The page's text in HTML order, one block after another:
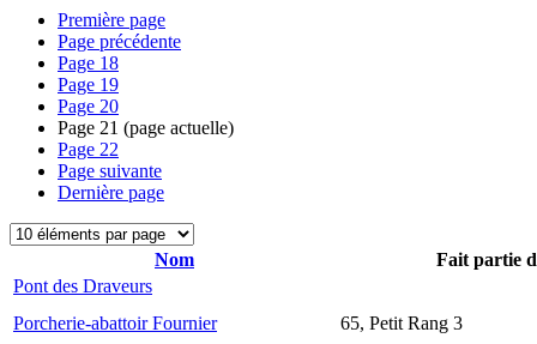
Première page
Page précédente
Page 18
Page 19
Page 20
Page 21 (page actuelle)
Page 22
Page suivante
Dernière page
Nom
Fait partie
Pont des Draveurs
Porcherie-abattoir Fournier
65, Petit Rang 3